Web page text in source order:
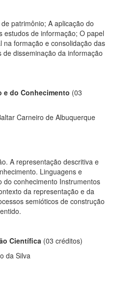
patrimônio; A aplicação do
estudos de informação; O papel
formação e consolidação das
disseminação da informação
e do Conhecimento (03
Carneiro de Albuquerque
A representação descritiva e
Linguagens e
conhecimento Instrumentos
da representação e da
semióticos de construção
Científica (03 créditos)
da Silva